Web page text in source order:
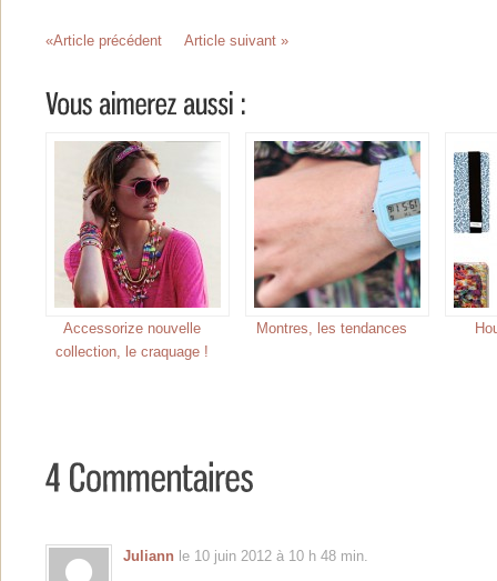
«Article précédent Article suivant »
Accessorize nouvelle
collection, le craquage !
Montres, les tendances
Juliann le 10 juin 2012 à 10 h 48 min.